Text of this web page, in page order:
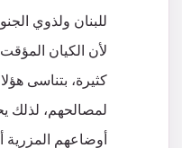
للبنان ولذوي
لأن الكيان
كثيرة، بتناسى
لمصالحهم، لذلك
أوضاعهم المزرية